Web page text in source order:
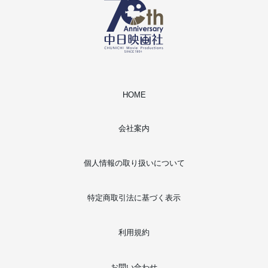
HOME
会社案内
個人情報の取り扱いについて
特定商取引法に基づく表示
利用規約